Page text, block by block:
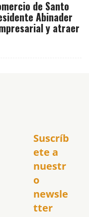
de Santo
Abinader
y atraer
Suscríb
ete a
nuestr
o
newsle
tter